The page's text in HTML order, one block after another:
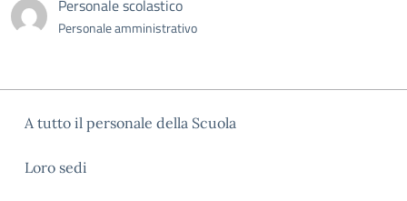
Personale scolastico
Personale amministrativo
A tutto il personale della Scuola
Loro sedi